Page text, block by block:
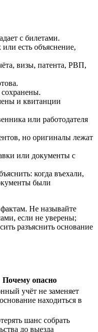
с билетами.
есть объяснение,
визы, патента, РВП,
и квитанции
или работодателя
но оригиналы лежат
или документы с
когда въехали,
были
Не называйте
если не уверены;
разъяснить основание
Почему опасно
учёт не заменяет
находиться в
шанс собрать
до выезда